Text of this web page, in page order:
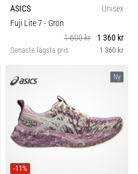
ASICS
Unisex
Fuji Lite 7 - Grön
1 600 kr
1 360 kr
Senaste lägsta pris 1 360 kr
Ny
-11%